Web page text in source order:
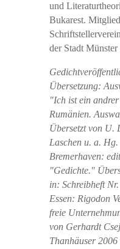
und
Bukarest.
der Stadt
Übersetzung:
"Ich ist ein
Rumänien.
Übersetzt von U.
Laschen u. a.
Bremerhaven:
"Gedichte."
in: Schreibheft
Essen: Rigodon
freie
von Gerhardt
Thanhäuser